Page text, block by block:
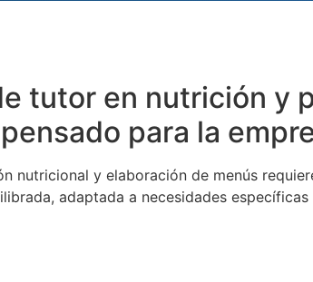
tutor en nutrición y
pensado para la
nutricional y elaboración de menús
adaptada a necesidades